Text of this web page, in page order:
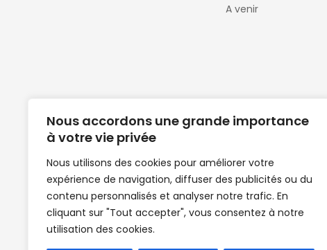
Nous accordons une grande importance
à votre vie privée
Nous utilisons des cookies pour améliorer votre
expérience de navigation, diffuser des publicités ou du
contenu personnalisés et analyser notre trafic. En
cliquant sur "Tout accepter", vous consentez à notre
utilisation des cookies.
A venir
Clubs de football en Guinée | Footballeurs
de Guinée de football | Mercato | Lions du
News | Match en direct | But | Actualité au
| Handball Guinee | Match Guinee |
de Guinée | Senegal Equipe | Guinée | Le